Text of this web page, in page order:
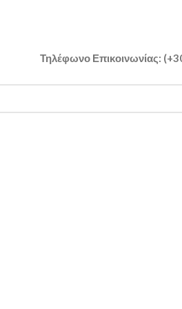
Τηλέφωνο Επικοινωνίας: